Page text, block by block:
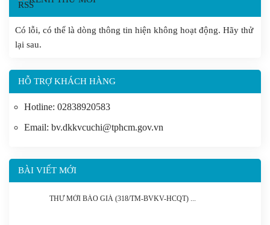
Có lỗi, có thể là dòng thông tin hiện không hoạt động. Hãy thử
lại sau.
HỖ TRỢ KHÁCH HÀNG
Hotline: 02838920583
Email: bv.dkkvcuchi@tphcm.gov.vn
BÀI VIẾT MỚI
THƯ MỜI BÁO GIÁ (318/TM-BVKV-HCQT)